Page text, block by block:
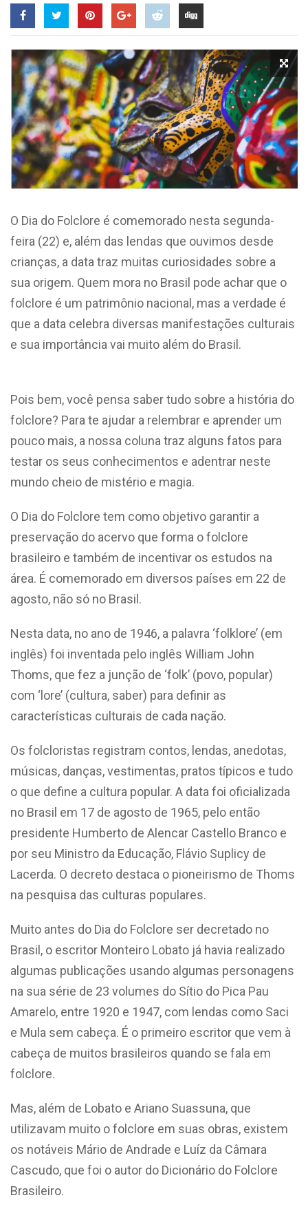
O Dia do Folclore é comemorado nesta segunda-
feira (22) e, além das lendas que ouvimos desde
crianças, a data traz muitas curiosidades sobre a
sua origem. Quem mora no Brasil pode achar que o
folclore é um patrimônio nacional, mas a verdade é
que a data celebra diversas manifestações culturais
e sua importância vai muito além do Brasil.
Pois bem, você pensa saber tudo sobre a história do
folclore? Para te ajudar a relembrar e aprender um
pouco mais, a nossa coluna traz alguns fatos para
testar os seus conhecimentos e adentrar neste
mundo cheio de mistério e magia.
O Dia do Folclore tem como objetivo garantir a
preservação do acervo que forma o folclore
brasileiro e também de incentivar os estudos na
área. É comemorado em diversos países em 22 de
agosto, não só no Brasil.
Nesta data, no ano de 1946, a palavra ‘folklore’ (em
inglês) foi inventada pelo inglês William John
Thoms, que fez a junção de ‘folk’ (povo, popular)
com ‘lore’ (cultura, saber) para definir as
características culturais de cada nação.
Os folcloristas registram contos, lendas, anedotas,
músicas, danças, vestimentas, pratos típicos e tudo
o que define a cultura popular. A data foi oficializada
no Brasil em 17 de agosto de 1965, pelo então
presidente Humberto de Alencar Castello Branco e
por seu Ministro da Educação, Flávio Suplicy de
Lacerda. O decreto destaca o pioneirismo de Thoms
na pesquisa das culturas populares.
Muito antes do Dia do Folclore ser decretado no
Brasil, o escritor Monteiro Lobato já havia realizado
algumas publicações usando algumas personagens
na sua série de 23 volumes do Sítio do Pica Pau
Amarelo, entre 1920 e 1947, com lendas como Saci
e Mula sem cabeça. É o primeiro escritor que vem à
cabeça de muitos brasileiros quando se fala em
folclore.
Mas, além de Lobato e Ariano Suassuna, que
utilizavam muito o folclore em suas obras, existem
os notáveis Mário de Andrade e Luíz da Câmara
Cascudo, que foi o autor do Dicionário do Folclore
Brasileiro.